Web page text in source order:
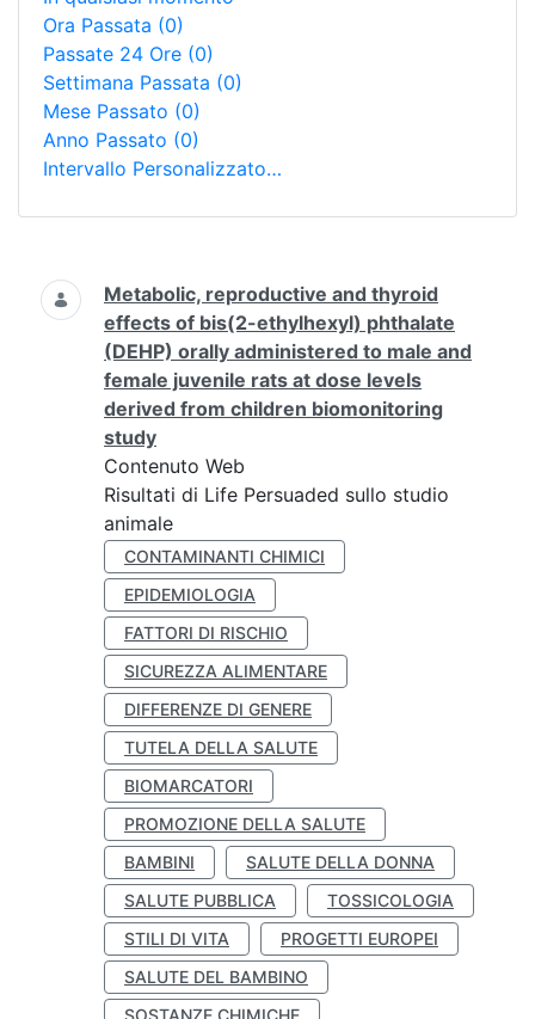
Ora Passata (0)
Passate 24 Ore (0)
Settimana Passata (0)
Mese Passato (0)
Anno Passato (0)
Intervallo Personalizzato…
Ricerca
Metabolic, reproductive and thyroid
effects of bis(2-ethylhexyl) phthalate
(DEHP) orally administered to male and
female juvenile rats at dose levels
derived from children biomonitoring
study
Contenuto Web
Risultati di Life Persuaded sullo studio
animale
CONTAMINANTI CHIMICI
EPIDEMIOLOGIA
FATTORI DI RISCHIO
SICUREZZA ALIMENTARE
DIFFERENZE DI GENERE
TUTELA DELLA SALUTE
BIOMARCATORI
PROMOZIONE DELLA SALUTE
BAMBINI
SALUTE DELLA DONNA
SALUTE PUBBLICA
TOSSICOLOGIA
STILI DI VITA
PROGETTI EUROPEI
SALUTE DEL BAMBINO
SOSTANZE CHIMICHE